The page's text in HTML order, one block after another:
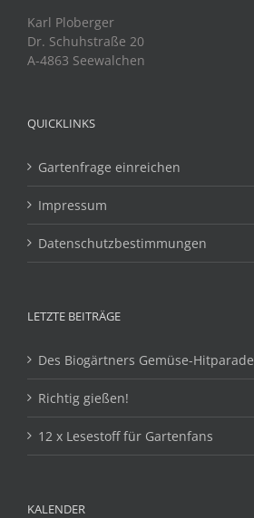
Karl Ploberger
Dr. Schuhstraße 20
A-4863 Seewalchen
QUICKLINKS
Gartenfrage einreichen
Impressum
Datenschutzbestimmungen
LETZTE BEITRÄGE
Des Biogärtners Gemüse-Hitparade
Richtig gießen!
12 x Lesestoff für Gartenfans
KALENDER